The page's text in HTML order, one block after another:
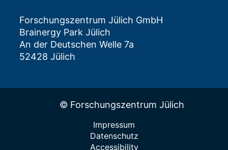
Forschungszentrum Jülich GmbH
Brainergy Park Jülich
An der Deutschen Welle 7a
52428 Jülich
© Forschungszentrum Jülich
Impressum
Datenschutz
Accessibility